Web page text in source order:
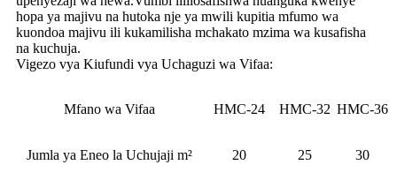
hopa ya majivu na hutoka nje ya mwili kupitia mfumo wa
kuondoa majivu ili kukamilisha mchakato mzima wa kusafisha
na kuchuja.
Vigezo vya Kiufundi vya Uchaguzi wa Vifaa:
Mfano wa Vifaa HMC-24 HMC-32 HMC-36
Jumla ya Eneo la Uchujaji m² 20 25 30